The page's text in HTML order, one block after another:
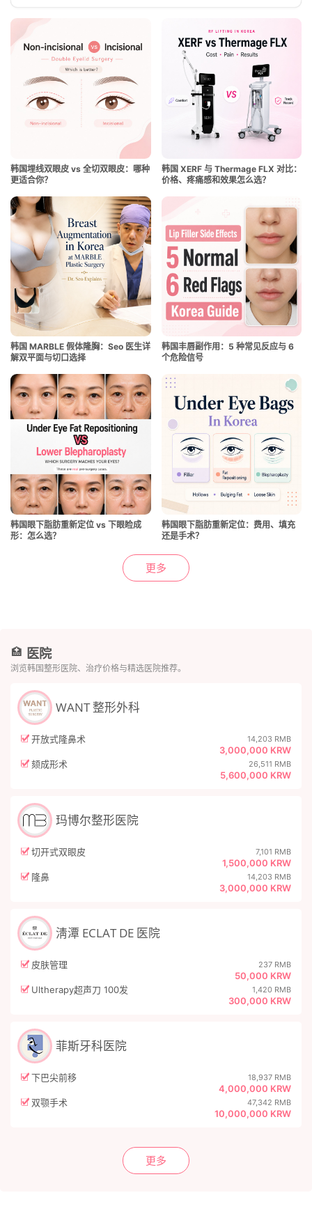
韩国埋线双眼皮 vs 全切双眼皮：哪种
更适合你？
韩国 XERF 与 Thermage FLX 对比：
价格、疼痛感和效果怎么选？
韩国 MARBLE 假体隆胸：Seo 医生详
解双平面与切口选择
韩国丰唇副作用：5 种常见反应与 6
个危险信号
韩国眼下脂肪重新定位 vs 下眼睑成
形：怎么选？
韩国眼下脂肪重新定位：费用、填充
还是手术？
更多
🏥 医院
浏览韩国整形医院、治疗价格与精选医院推荐。
WANT 整形外科
开放式隆鼻术 14,203 RMB
3,000,000 KRW
颏成形术
26,511 RMB
5,600,000 KRW
玛博尔整形医院
切开式双眼皮 7,101 RMB
1,500,000 KRW
隆鼻
14,203 RMB
3,000,000 KRW
淸潭 ECLAT DE 医院
皮肤管理 237 RMB
50,000 KRW
Ultherapy超声刀 100发
1,420 RMB
300,000 KRW
菲斯牙科医院
下巴尖前移 18,937 RMB
4,000,000 KRW
双颚手术
47,342 RMB
10,000,000 KRW
更多